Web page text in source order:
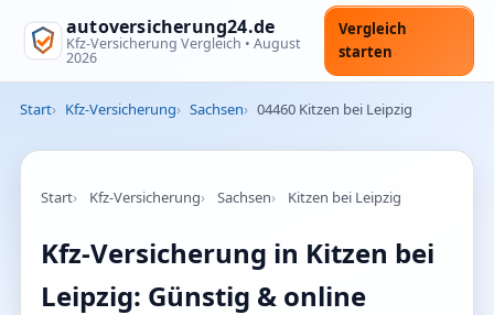
autoversicherung24.de
Kfz-Versicherung Vergleich • August
2026
Vergleich
starten
Start Kfz-Versicherung Sachsen 04460 Kitzen bei Leipzig
Start Kfz-Versicherung Sachsen Kitzen bei Leipzig
Kfz-Versicherung in Kitzen bei
Leipzig: Günstig & online